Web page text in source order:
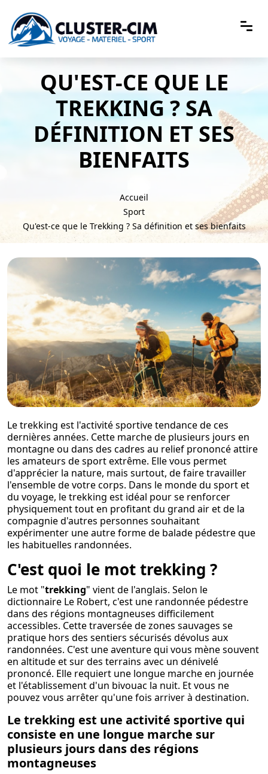
QU'EST-CE QUE LE
TREKKING ? SA
DÉFINITION ET SES
BIENFAITS
Accueil
Sport
Qu'est-ce que le Trekking ? Sa définition et ses bienfaits
Le trekking est l'activité sportive tendance de ces
dernières années. Cette marche de plusieurs jours en
montagne ou dans des cadres au relief prononcé attire
les amateurs de sport extrême. Elle vous permet
d'apprécier la nature, mais surtout, de faire travailler
l'ensemble de votre corps. Dans le monde du sport et
du voyage, le trekking est idéal pour se renforcer
physiquement tout en profitant du grand air et de la
compagnie d'autres personnes souhaitant
expérimenter une autre forme de balade pédestre que
les habituelles randonnées.
C'est quoi le mot trekking ?
Le mot "trekking" vient de l'anglais. Selon le
dictionnaire Le Robert, c'est une randonnée pédestre
dans des régions montagneuses difficilement
accessibles. Cette traversée de zones sauvages se
pratique hors des sentiers sécurisés dévolus aux
randonnées. C'est une aventure qui vous mène souvent
en altitude et sur des terrains avec un dénivelé
prononcé. Elle requiert une longue marche en journée
et l'établissement d'un bivouac la nuit. Et vous ne
pouvez vous arrêter qu'une fois arriver à destination.
Le trekking est une activité sportive qui
consiste en une longue marche sur
plusieurs jours dans des régions
montagneuses